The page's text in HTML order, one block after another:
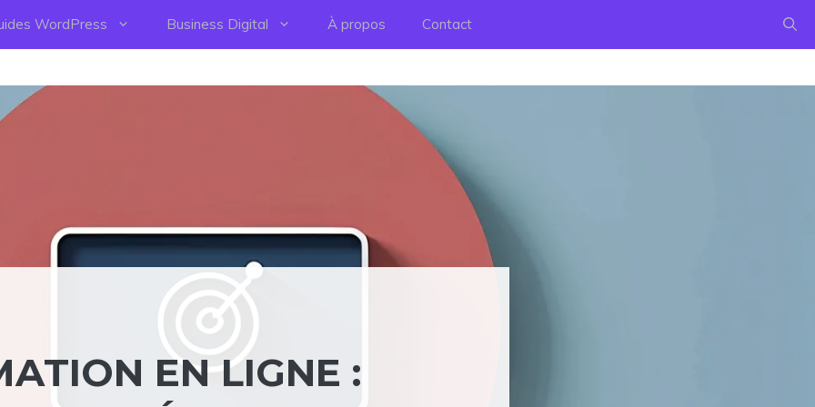
WordPress Business Digital À propos Contact
EN LIGNE :